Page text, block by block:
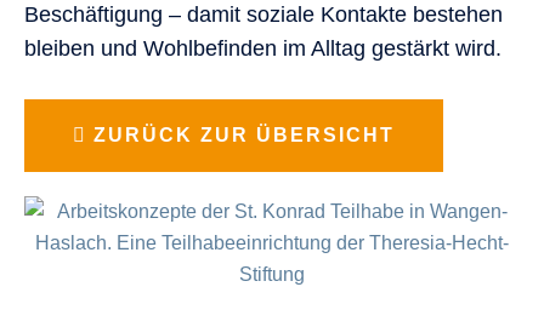
Beschäftigung – damit soziale Kontakte bestehen
bleiben und Wohlbefinden im Alltag gestärkt wird.
ZURÜCK ZUR ÜBERSICHT